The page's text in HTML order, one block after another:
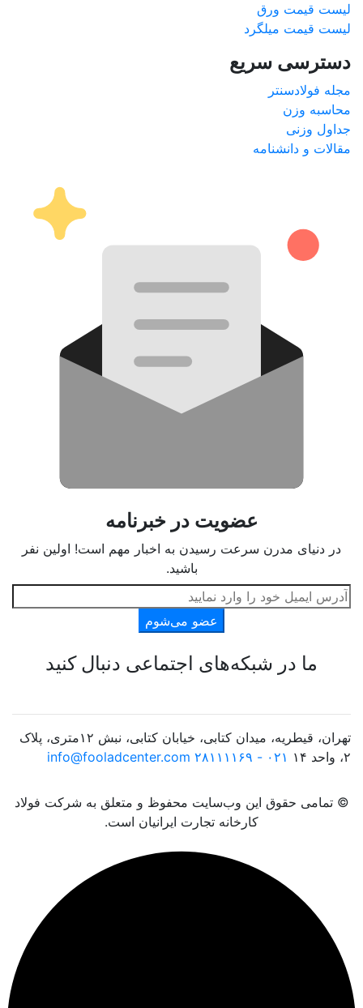
لیست قیمت ورق
لیست قیمت میلگرد
دسترسی سریع
مجله فولادسنتر
محاسبه وزن
جداول وزنی
مقالات و دانشنامه
عضویت در خبرنامه
در دنیای مدرن سرعت رسیدن به اخبار مهم است! اولین نفر
باشید.
عضو می‌شوم
ما در شبکه‌های اجتماعی دنبال کنید
تهران، قیطریه، میدان کتابی، خیابان کتابی، نبش ۱۲متری، پلاک
۲، واحد ۱۴
۰۲۱ - ۲۸۱۱۱۱۶۹ info@fooladcenter.com
© تمامی حقوق این وب‌سایت محفوظ و متعلق به شرکت فولاد
کارخانه تجارت ایرانیان است.